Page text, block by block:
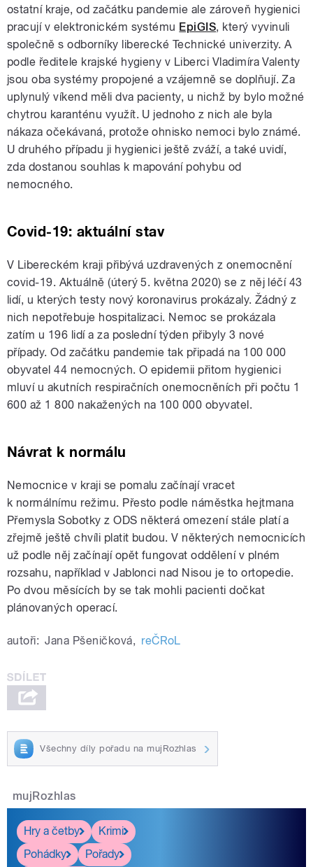
ostatní kraje, od začátku pandemie ale zároveň hygienici
pracují v elektronickém systému EpiGIS, který vyvinuli
společně s odborníky liberecké Technické univerzity. A
podle ředitele krajské hygieny v Liberci Vladimíra Valenty
jsou oba systémy propojené a vzájemně se doplňují. Za
uplynulý víkend měli dva pacienty, u nichž by bylo možné
chytrou karanténu využít. U jednoho z nich ale byla
nákaza očekávaná, protože ohnisko nemoci bylo známé.
U druhého případu ji hygienici ještě zváží, a také uvidí,
zda dostanou souhlas k mapování pohybu od
nemocného.
Covid-19: aktuální stav
V Libereckém kraji přibývá uzdravených z onemocnění
covid-19. Aktuálně (úterý 5. května 2020) se z něj léčí 43
lidí, u kterých testy nový koronavirus prokázaly. Žádný z
nich nepotřebuje hospitalizaci. Nemoc se prokázala
zatím u 196 lidí a za poslední týden přibyly 3 nové
případy. Od začátku pandemie tak připadá na 100 000
obyvatel 44 nemocných. O epidemii přitom hygienici
mluví u akutních respiračních onemocněních při počtu 1
600 až 1 800 nakažených na 100 000 obyvatel.
Návrat k normálu
Nemocnice v kraji se pomalu začínají vracet
k normálnímu režimu. Přesto podle náměstka hejtmana
Přemysla Sobotky z ODS některá omezení stále platí a
zřejmě ještě chvíli platit budou. V některých nemocnicích
už podle něj začínají opět fungovat oddělení v plném
rozsahu, například v Jablonci nad Nisou je to ortopedie.
Po dvou měsících by se tak mohli pacienti dočkat
plánovaných operací.
autoři: Jana Pšeničková, reČRoL
Všechny díly pořadu na mujRozhlas
mujRozhlas
Hry a četby
Krimi
Pohádky
Pořady